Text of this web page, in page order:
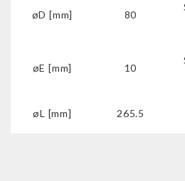
øD [mm] 80
øE [mm] 10
øL [mm] 265.5